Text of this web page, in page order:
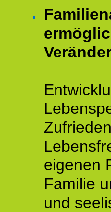
eigenen
Familie
und